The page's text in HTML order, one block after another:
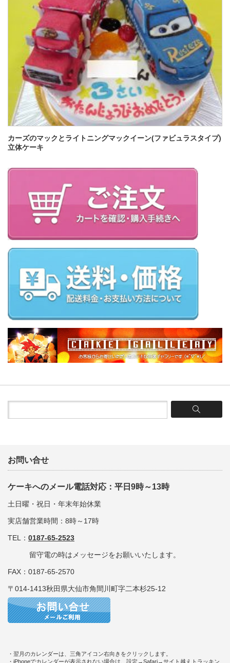
カーズのマックとライトニングマックイーン(ファビュラスタイプ)
立体ケーキ
お問い合せ
ケーキへのメール電話対応：平日9時～13時
土日曜・祝日・年末年始休業
実店舗営業時間：8時～17時
TEL： 0187-65-2523
留守電の時はメッセージをお願いいたします。
FAX：0187-65-2570
〒014-1413秋田県大仙市角間川町字二本杉25-12
・翌月のカレンダーは、三角アイコン右向きをクリックします。
・iPhoneでカレンダーが表示されない場合は、設定→Safari→サイト越えトラッキン